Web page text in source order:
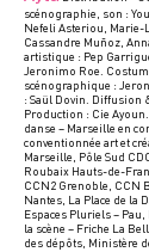
scénographie, son :
Nefeli Asteriou, Marie-
Cassandre Muñoz,
artistique : Pep
Jeronimo Roe.
scénographique :
: Saül Dovin. Diffusion
Production : Cie
danse – Marseille en
conventionnée art et
Marseille, Pôle Sud
Roubaix Hauts-de-
CCN2 Grenoble, CCN
Nantes, La Place de la
Espaces Pluriels –
la scène – Friche La
des dépôts, Ministère